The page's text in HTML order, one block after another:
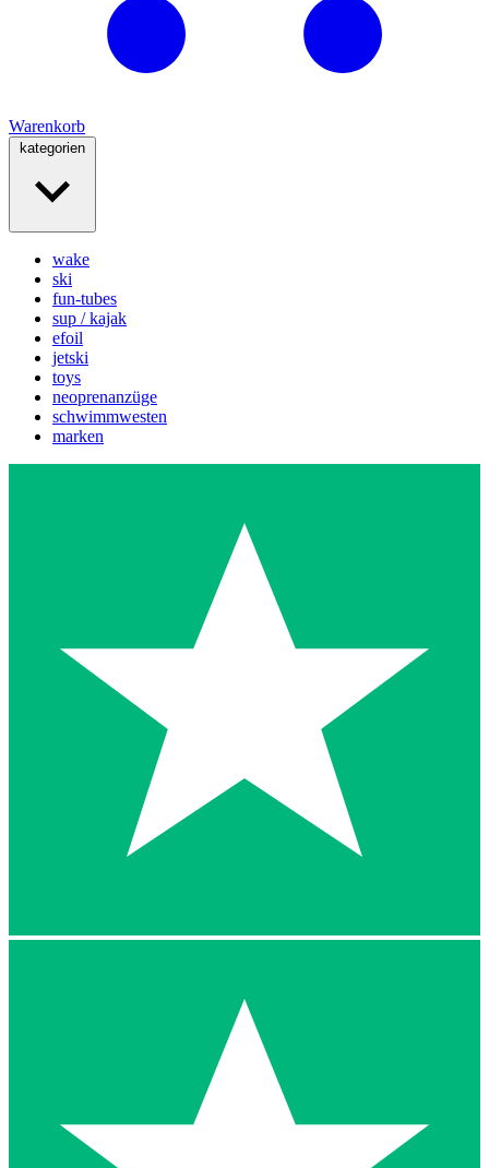
Warenkorb
kategorien
wake
ski
fun-tubes
sup / kajak
efoil
jetski
toys
neoprenanzüge
schwimmwesten
marken